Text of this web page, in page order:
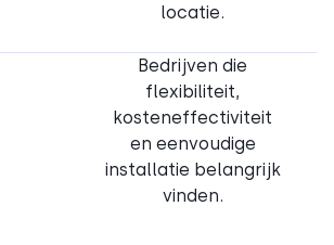
locatie.
Bedrijven die
flexibiliteit,
kosteneffectiviteit
en eenvoudige
installatie belangrijk
vinden.